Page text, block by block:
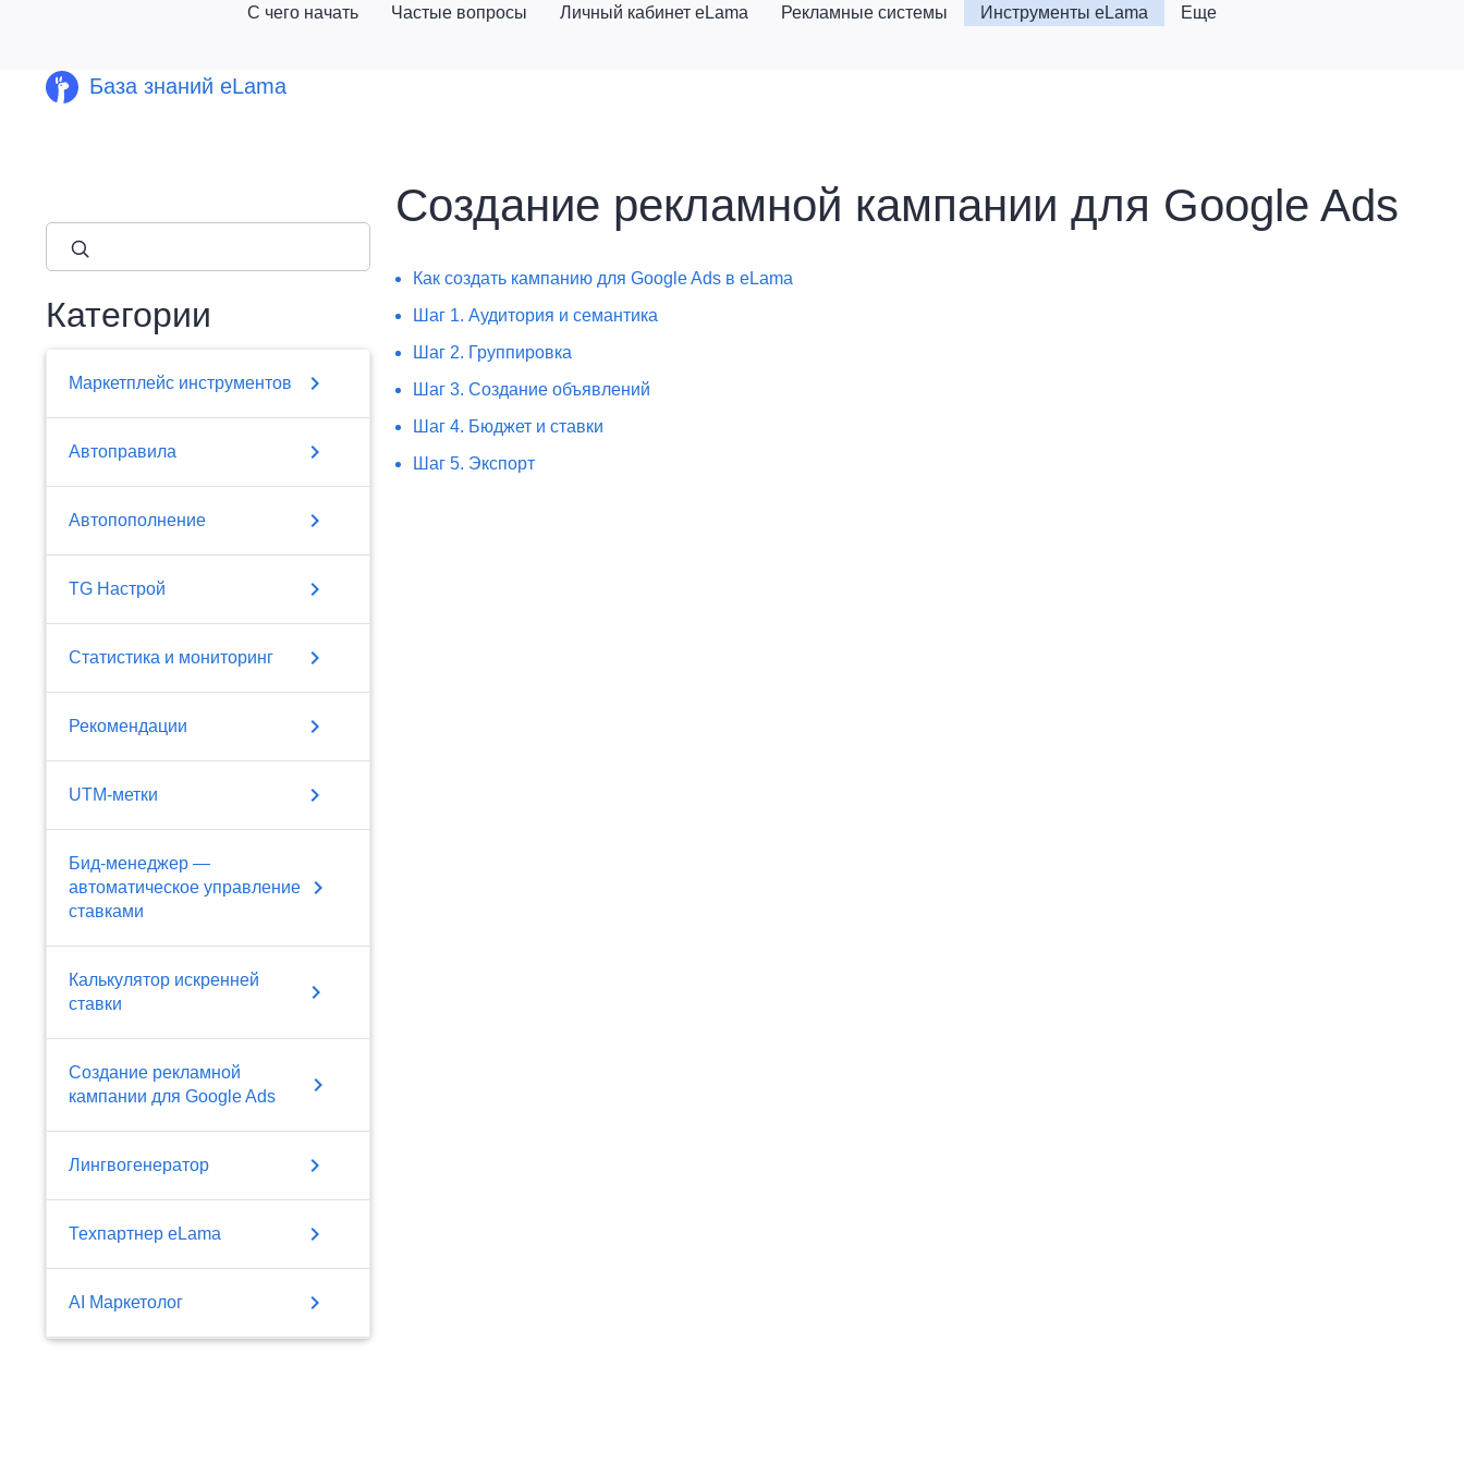
База знаний eLama
С чего начать Частые вопросы Личный кабинет eLama Рекламные системы Инструменты eLama Еще
Категории
Маркетплейс инструментов chevron_right
Автоправила chevron_right
Автопополнение chevron_right
TG Настрой chevron_right
Статистика и мониторинг chevron_right
Рекомендации chevron_right
UTM-метки chevron_right
Бид-менеджер —
автоматическое управление
ставками
chevron_right
Калькулятор искренней
ставки
chevron_right
Создание рекламной
кампании для Google Ads
chevron_right
Лингвогенератор chevron_right
Техпартнер eLama chevron_right
AI Маркетолог chevron_right
Создание рекламной кампании для Google Ads
Как создать кампанию для Google Ads в eLama
Шаг 1. Аудитория и семантика
Шаг 2. Группировка
Шаг 3. Создание объявлений
Шаг 4. Бюджет и ставки
Шаг 5. Экспорт